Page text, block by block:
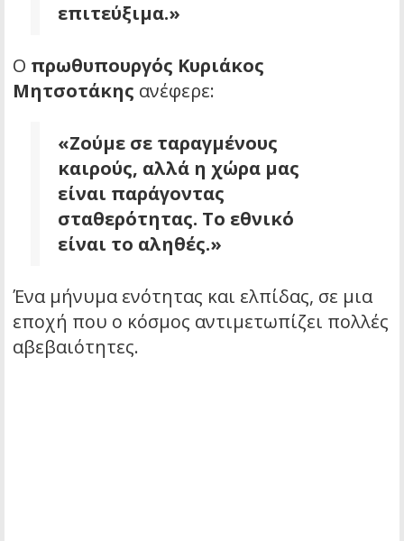
επιτεύξιμα.»
Ο πρωθυπουργός Κυριάκος
Μητσοτάκης ανέφερε:
«Ζούμε σε ταραγμένους
καιρούς, αλλά η χώρα μας
είναι παράγοντας
σταθερότητας. Το εθνικό
είναι το αληθές.»
Ένα μήνυμα ενότητας και ελπίδας, σε μια
εποχή που ο κόσμος αντιμετωπίζει πολλές
αβεβαιότητες.